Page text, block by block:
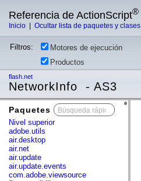
Referencia de ActionScript®
Inicio Ocultar lista de paquetes y clases
Filtros: Motores de ejecución
Productos
flash.net
NetworkInfo - AS3
Paquetes
Nivel superior
adobe.utils
air.desktop
air.net
air.update
air.update.events
com.adobe.viewsource